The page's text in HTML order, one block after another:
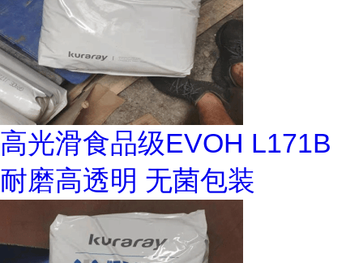
高光滑食品级EVOH L171B
耐磨高透明 无菌包装